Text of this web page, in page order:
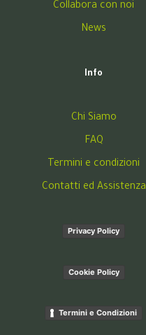
Collabora con noi
News
Info
Chi Siamo
FAQ
Termini e condizioni
Contatti ed Assistenza
Privacy Policy
Cookie Policy
Termini e Condizioni